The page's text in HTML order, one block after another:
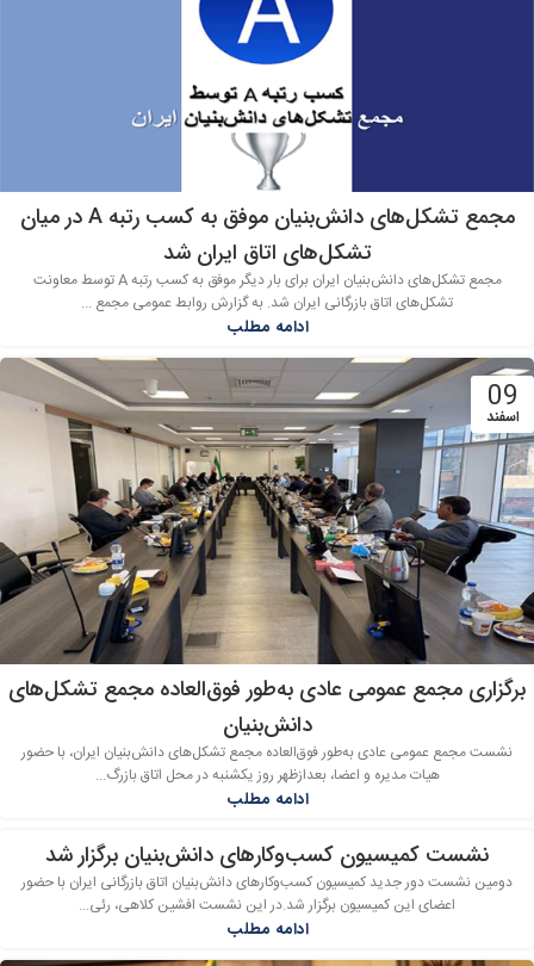
مجمع تشکل‌های دانش‌بنیان موفق به کسب رتبه A در میان
تشکل‌های اتاق ایران شد
مجمع تشکل‌های دانش‌بنیان ایران برای بار دیگر موفق به کسب رتبه A توسط معاونت
تشکل‌های اتاق بازرگانی ایران شد. به گزارش روابط عمومی مجمع ...
ادامه مطلب
09
اسفند
برگزاری مجمع عمومی عادی به‌طور فوق‌العاده مجمع تشکل‌های
دانش‌بنیان
نشست مجمع عمومی عادی به‌طور فوق‌العاده مجمع تشکل‌های دانش‌بنیان ایران، با حضور
هیات مدیره و اعضا، بعدازظهر روز یکشنبه در محل اتاق بازرگ...
ادامه مطلب
نشست کمیسیون کسب‌وکارهای دانش‌بنیان برگزار شد
دومین نشست دور جدید کمیسیون کسب‌وکارهای دانش‌بنیان اتاق بازرگانی ایران با حضور
اعضای این کمیسیون برگزار شد.در این نشست افشین کلاهی، رئی...
ادامه مطلب